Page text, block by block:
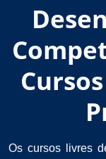
Os cursos livres